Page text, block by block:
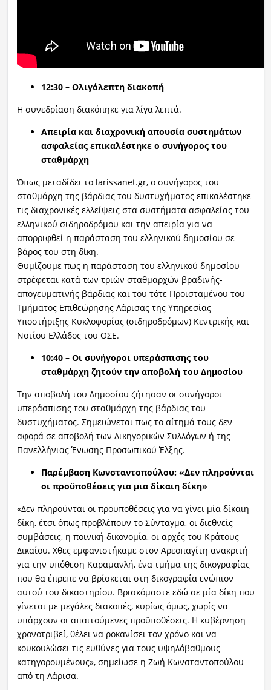
12:30 – Ολιγόλεπτη διακοπή
Η συνεδρίαση διακόπηκε για λίγα λεπτά.
Απειρία και διαχρονική απουσία συστημάτων
ασφαλείας επικαλέστηκε ο συνήγορος του
σταθμάρχη
Όπως μεταδίδει το larissanet.gr, ο συνήγορος του
σταθμάρχη της βάρδιας του δυστυχήματος επικαλέστηκε
τις διαχρονικές ελλείψεις στα συστήματα ασφαλείας του
ελληνικού σιδηροδρόμου και την απειρία για να
απορριφθεί η παράσταση του ελληνικού δημοσίου σε
βάρος του στη δίκη.
Θυμίζουμε πως η παράσταση του ελληνικού δημοσίου
στρέφεται κατά των τριών σταθμαρχών βραδινής-
απογευματινής βάρδιας και του τότε Προϊσταμένου του
Τμήματος Επιθεώρησης Λάρισας της Υπηρεσίας
Υποστήριξης Κυκλοφορίας (σιδηροδρόμων) Κεντρικής και
Νοτίου Ελλάδος του ΟΣΕ.
10:40 – Οι συνήγοροι υπεράσπισης του
σταθμάρχη ζητούν την αποβολή του Δημοσίου
Την αποβολή του Δημοσίου ζήτησαν οι συνήγοροι
υπεράσπισης του σταθμάρχη της βάρδιας του
δυστυχήματος. Σημειώνεται πως το αίτημά τους δεν
αφορά σε αποβολή των Δικηγορικών Συλλόγων ή της
Πανελλήνιας Ένωσης Προσωπικού Έλξης.
Παρέμβαση Κωνσταντοπούλου: «Δεν πληρούνται
οι προϋποθέσεις για μια δίκαιη δίκη»
«Δεν πληρούνται οι προϋποθέσεις για να γίνει μία δίκαιη
δίκη, έτσι όπως προβλέπουν το Σύνταγμα, οι διεθνείς
συμβάσεις, η ποινική δικονομία, οι αρχές του Κράτους
Δικαίου. Χθες εμφανιστήκαμε στον Αρεοπαγίτη ανακριτή
για την υπόθεση Καραμανλή, ένα τμήμα της δικογραφίας
που θα έπρεπε να βρίσκεται στη δικογραφία ενώπιον
αυτού του δικαστηρίου. Βρισκόμαστε εδώ σε μία δίκη που
γίνεται με μεγάλες διακοπές, κυρίως όμως, χωρίς να
υπάρχουν οι απαιτούμενες προϋποθέσεις. Η κυβέρνηση
χρονοτριβεί, θέλει να ροκανίσει τον χρόνο και να
κουκουλώσει τις ευθύνες για τους υψηλόβαθμους
κατηγορουμένους», σημείωσε η Ζωή Κωνσταντοπούλου
από τη Λάρισα.